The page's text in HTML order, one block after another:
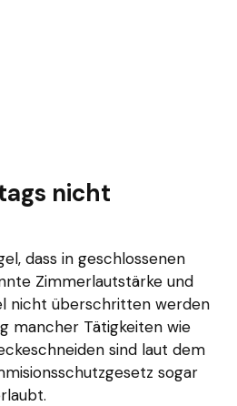
nicht
dass in geschlossenen
Zimmerlautstärke und
nicht überschritten werden
mancher Tätigkeiten wie
sind laut dem
sogar